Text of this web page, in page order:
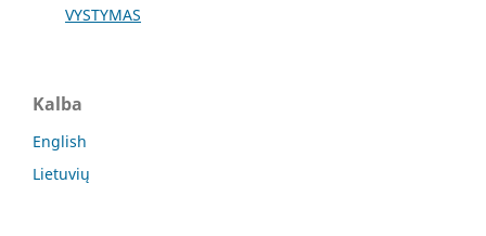
VYSTYMAS
Kalba
English
Lietuvių